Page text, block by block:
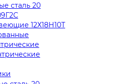
сталь 20
12Х18Н10Т